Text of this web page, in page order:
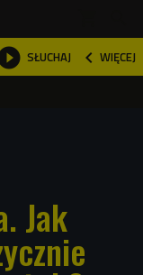
SŁUCHAJ  WIĘCEJ

Jak